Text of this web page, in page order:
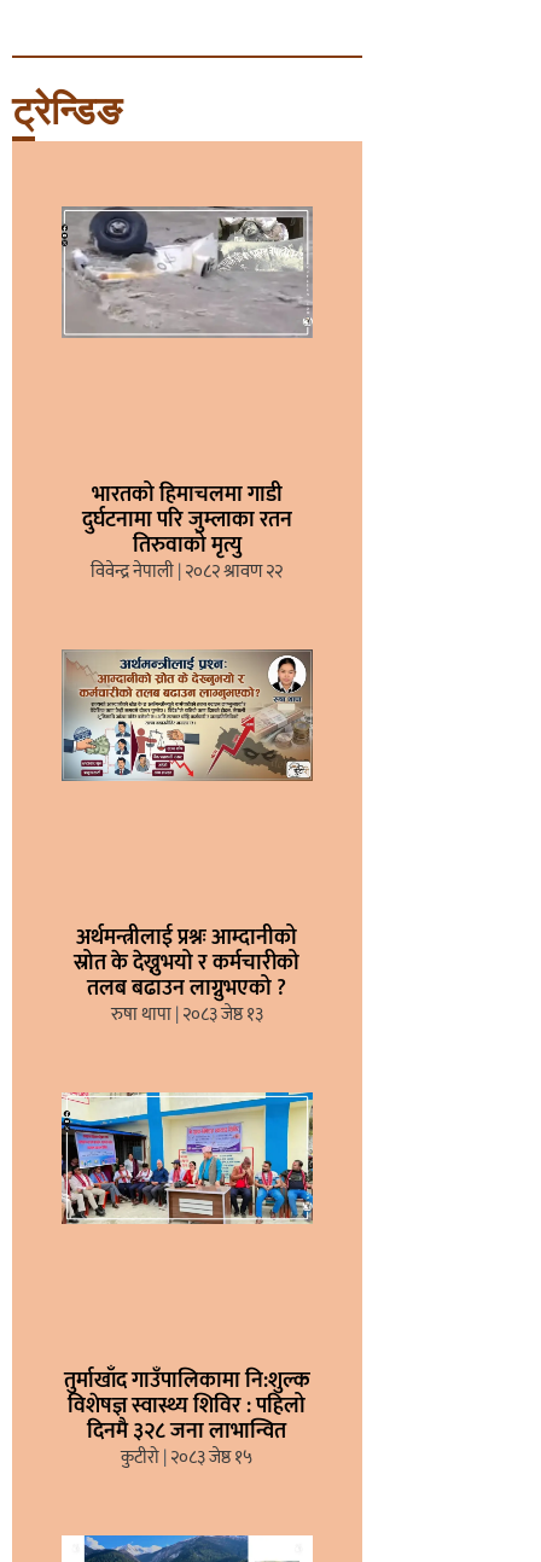
ट्रेन्डिङ
भारतको हिमाचलमा गाडी
दुर्घटनामा परि जुम्लाका रतन
तिरुवाको मृत्यु
विवेन्द्र नेपाली २०८२ श्रावण २२
अर्थमन्त्रीलाई प्रश्नः आम्दानीको
स्रोत के देख्नुभयो र कर्मचारीको
तलब बढाउन लाग्नुभएको ?
रुषा थापा २०८३ जेष्ठ १३
तुर्माखाँद गाउँपालिकामा नि:शुल्क
विशेषज्ञ स्वास्थ्य शिविर : पहिलो
दिनमै ३२८ जना लाभान्वित
कुटीरो २०८३ जेष्ठ १५